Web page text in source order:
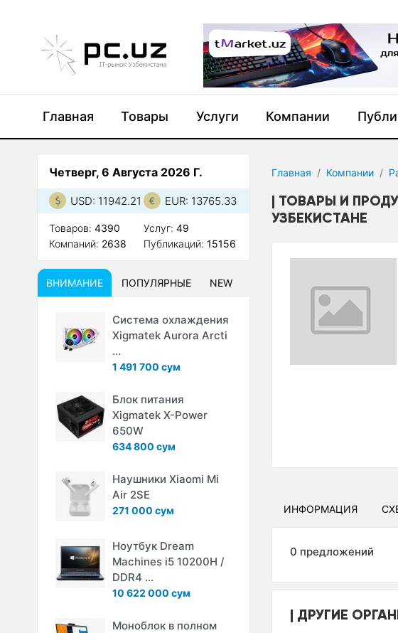
Главная Товары Услуги Компании
Главная Компании
ТОВАРЫ И
УЗБЕКИСТАНЕ
ИНФОРМАЦИЯ
0 предложений
ДРУГИЕ
Четверг, 6 Августа 2026 Г.
USD: 11942.21 EUR: 13765.33
Товаров: 4390
Компаний: 2638
Услуг:49
Публикаций:15156
ВНИМАНИЕ ПОПУЛЯРНЫЕ NEW
Система охлаждения
Xigmatek Aurora Arcti
...
1 491 700 сум
Блок питания
Xigmatek X-Power
650W
634 800 сум
Наушники Xiaomi Mi
Air 2SE
271 000 сум
Ноутбук Dream
Machines i5 10200H /
DDR4 ...
10 622 000 сум
Моноблок в полном